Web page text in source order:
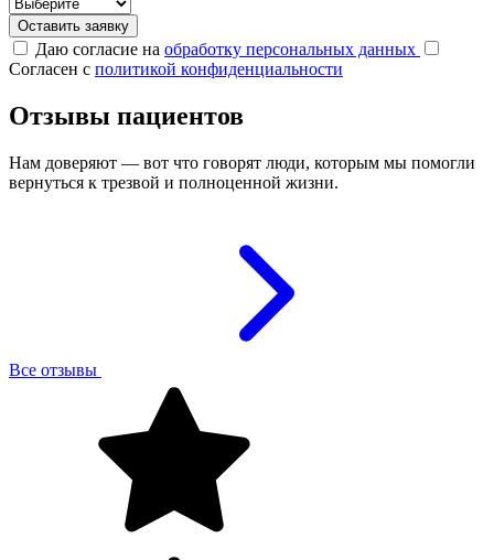
Оставить заявку
Даю согласие на обработку персональных данных
Согласен с политикой конфиденциальности
Отзывы пациентов
Нам доверяют — вот что говорят люди, которым мы помогли
вернуться к трезвой и полноценной жизни.
Все отзывы